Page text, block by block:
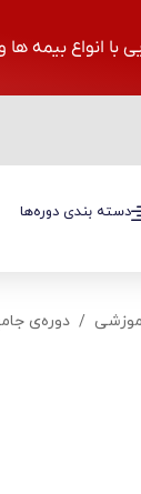
با انواع بیمه
دسته بندی دوره‌ها
دوره‌ی